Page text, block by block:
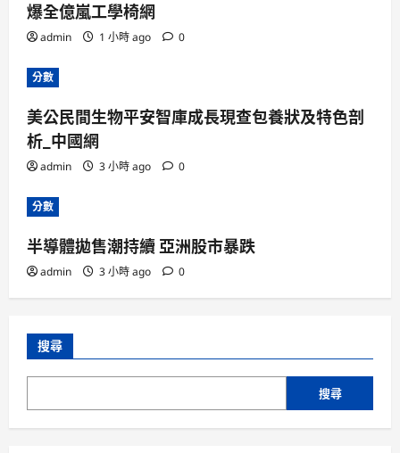
爆全億嵐工學椅網
admin 1 小時 ago 0
分數
美公民間生物平安智庫成長現查包養狀及特色剖
析_中國網
admin 3 小時 ago 0
分數
半導體拋售潮持續 亞洲股市暴跌
admin 3 小時 ago 0
搜尋
搜尋